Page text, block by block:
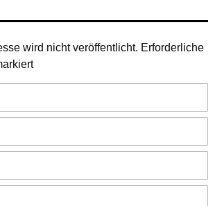
wird nicht veröffentlicht. Erforderliche